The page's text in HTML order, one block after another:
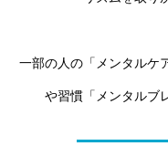
一部の人の「メンタルケ
や習慣「メンタルブ